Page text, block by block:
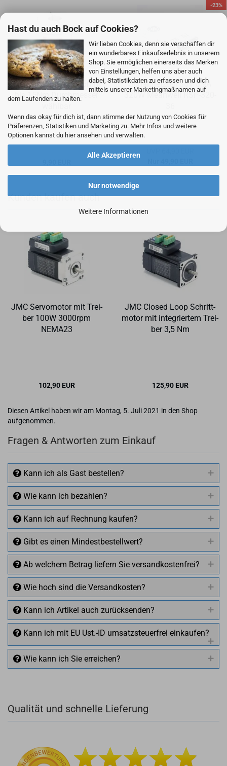
Hast du auch Bock auf Cookies?
Wir lieben Cookies, denn sie verschaffen dir
ein wunderbares Einkaufserlebnis in unserem
Shop. Sie ermöglichen einerseits das Merken
von Einstellungen, helfen uns aber auch
dabei, Statistikdaten zu erfassen und dich
mittels unserer Marketingmaßnamen auf
dem Laufenden zu halten.
Wenn das okay für dich ist, dann stimme der Nutzung von Cookies für
Präferenzen, Statistiken und Marketing zu. Mehr Infos und weitere
Optionen kannst du hier ansehen und verwalten.
Alle Akzeptieren
Nur notwendige
Weitere Informationen
Wel­len­kupp­lung Ø25mm
bis 15Nm Durch­mes­ser
-23%
Schalt­netz­teil 36V 8,9A
320W Me­an­well RSP-​320-​
Kunden kaufen auch
JMC Ser­vo­mo­tor mit Trei­
ber 100W 3000rpm
NEMA23
102,90 EUR
JMC Clo­sed Loop Schritt­
mo­tor mit in­te­grier­tem Trei­
ber 3,5 Nm
125,90 EUR
Diesen Artikel haben wir am Montag, 5. Juli 2021 in den Shop
aufgenommen.
Fragen & Antworten zum Einkauf
Kann ich als Gast bestellen?
Wie kann ich bezahlen?
Kann ich auf Rechnung kaufen?
Gibt es einen Mindestbestellwert?
Ab welchem Betrag liefern Sie versandkostenfrei?
Wie hoch sind die Versandkosten?
Kann ich Artikel auch zurücksenden?
Kann ich mit EU Ust.-ID umsatzsteuerfrei einkaufen?
Wie kann ich Sie erreichen?
+49 (0)4281 50 79 78 2
info@rocketronics.de
Qualität und schnelle Lieferung